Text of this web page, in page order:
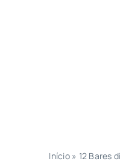
Início» 12 Bares